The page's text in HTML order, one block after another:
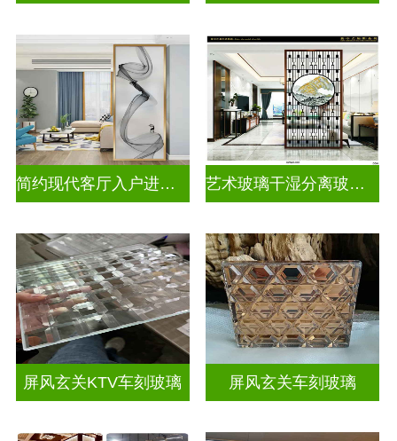
简约现代客厅入户进门遮挡玻璃背景墙 艺术玻璃干湿分离玻璃背景墙
屏风玄关KTV车刻玻璃 屏风玄关车刻玻璃